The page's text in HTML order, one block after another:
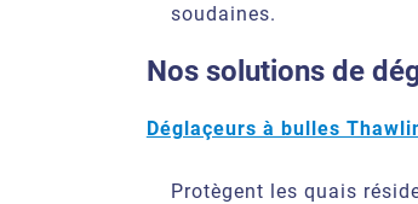
soudaines.
Nos solutions de
Déglaçeurs à bulles
Protègent les quais